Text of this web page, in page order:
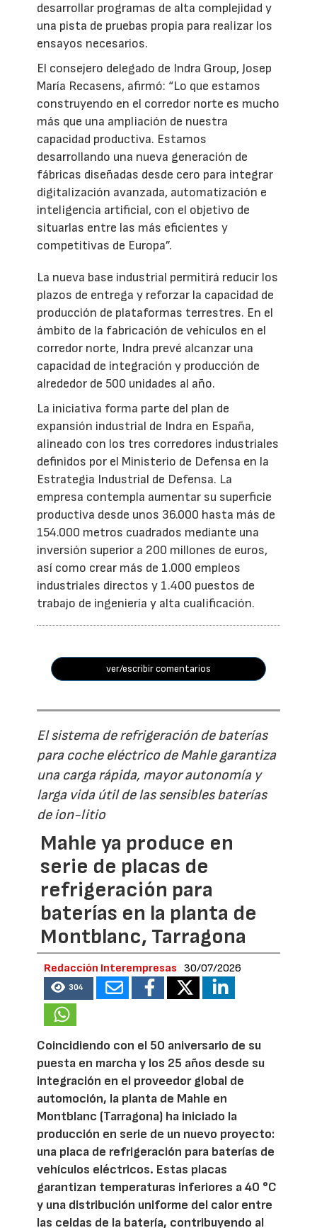
desarrollar programas de alta complejidad y
una pista de pruebas propia para realizar los
ensayos necesarios.
El consejero delegado de Indra Group, Josep
María Recasens, afirmó: “Lo que estamos
construyendo en el corredor norte es mucho
más que una ampliación de nuestra
capacidad productiva. Estamos
desarrollando una nueva generación de
fábricas diseñadas desde cero para integrar
digitalización avanzada, automatización e
inteligencia artificial, con el objetivo de
situarlas entre las más eficientes y
competitivas de Europa”.
La nueva base industrial permitirá reducir los
plazos de entrega y reforzar la capacidad de
producción de plataformas terrestres. En el
ámbito de la fabricación de vehículos en el
corredor norte, Indra prevé alcanzar una
capacidad de integración y producción de
alrededor de 500 unidades al año.
La iniciativa forma parte del plan de
expansión industrial de Indra en España,
alineado con los tres corredores industriales
definidos por el Ministerio de Defensa en la
Estrategia Industrial de Defensa. La
empresa contempla aumentar su superficie
productiva desde unos 36.000 hasta más de
154.000 metros cuadrados mediante una
inversión superior a 200 millones de euros,
así como crear más de 1.000 empleos
industriales directos y 1.400 puestos de
trabajo de ingeniería y alta cualificación.
ver/escribir comentarios
El sistema de refrigeración de baterías
para coche eléctrico de Mahle garantiza
una carga rápida, mayor autonomía y
larga vida útil de las sensibles baterías
de ion-litio
Mahle ya produce en
serie de placas de
refrigeración para
baterías en la planta de
Montblanc, Tarragona
Redacción Interempresas 30/07/2026
304
Coincidiendo con el 50 aniversario de su
puesta en marcha y los 25 años desde su
integración en el proveedor global de
automoción, la planta de Mahle en
Montblanc (Tarragona) ha iniciado la
producción en serie de un nuevo proyecto:
una placa de refrigeración para baterías de
vehículos eléctricos. Estas placas
garantizan temperaturas inferiores a 40 °C
y una distribución uniforme del calor entre
las celdas de la batería, contribuyendo al